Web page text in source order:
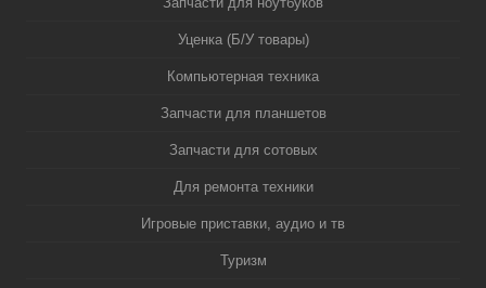
Уценка (Б/У товары)
Компьютерная техника
Запчасти для планшетов
Запчасти для сотовых
Для ремонта техники
Игровые приставки, аудио и тв
Туризм